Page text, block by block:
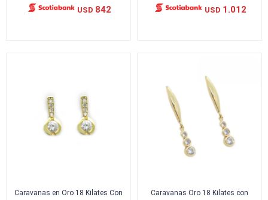
USD 842 USD 1.012
Caravanas en Oro 18 Kilates Con
Caravanas Oro 18 Kilates con